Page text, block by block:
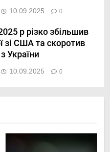
10.09.2025 0
р різко збільшив
зі США та скоротив
України
10.09.2025 0